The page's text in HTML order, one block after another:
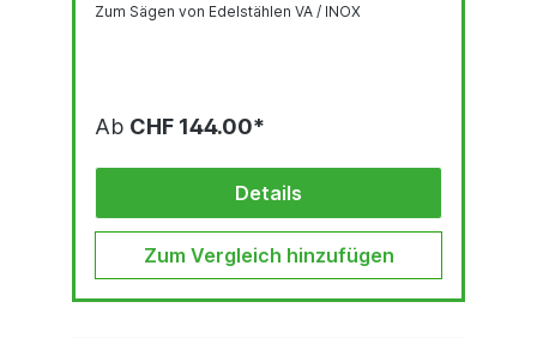
Zum Sägen von Edelstählen VA / INOX
Ab CHF 144.00*
Details
Zum Vergleich hinzufügen